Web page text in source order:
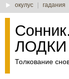
окулус гадания
ЛОДКИ
Толкование